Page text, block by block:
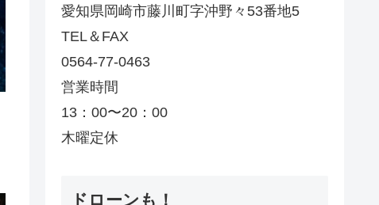
愛知県岡崎市藤川町字沖野々53番地5
TEL＆FAX
0564-77-0463
営業時間
13：00〜20：00
木曜定休
ドローンも！